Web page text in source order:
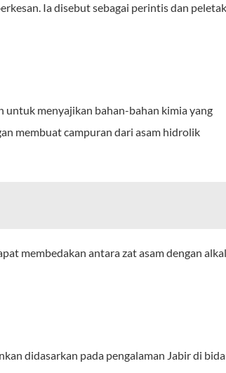
Ia disebut sebagai perintis dan peletak
untuk menyajikan bahan-bahan kimia yang
membuat campuran dari asam hidrolik
membedakan antara zat asam dengan
didasarkan pada pengalaman Jabir di